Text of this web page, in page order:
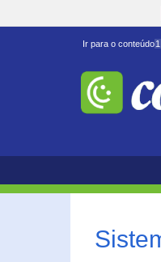
Ir para o conteúdo1